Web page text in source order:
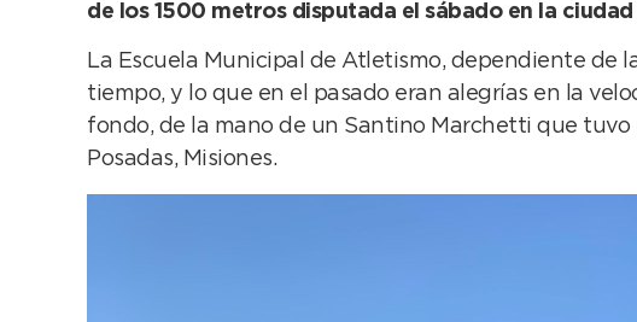
de los 1500 metros disputada el sábado en la
La Escuela Municipal de Atletismo, dependiente de
tiempo, y lo que en el pasado eran alegrías en la
fondo, de la mano de un Santino Marchetti que tuvo
Posadas, Misiones.